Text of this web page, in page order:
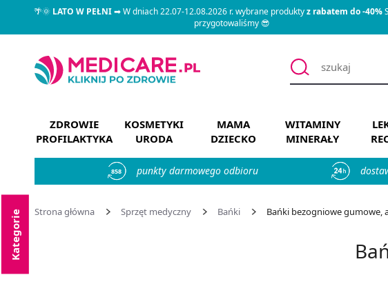
🌴🌞LATO W PEŁNI➡ W dniach 22.07-12.08.2026 r. wybrane produktyz rabatem do -40%
przygotowaliśmy 😎
ZDROWIE
PROFILAKTYKA
KOSMETYKI
URODA
MAMA
DZIECKO
WITAMINY
MINERAŁY
858 punkty darmowego odbioru
Strona główna Sprzęt medyczny Bańki Bańki bezogniowe gumowe,
Kategorie